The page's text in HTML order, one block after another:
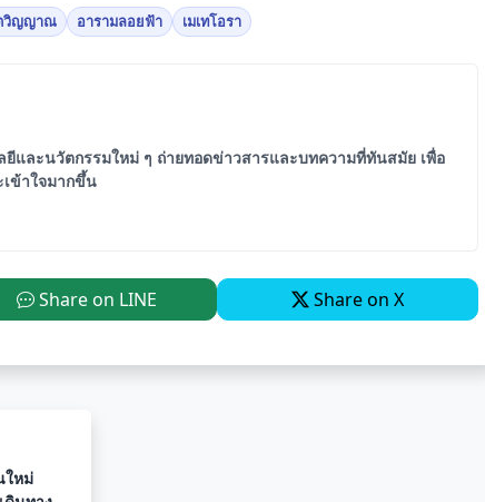
ตวิญญาณ อารามลอยฟ้า เมเทโอรา
ยีและนวัตกรรมใหม่ ๆ ถ่ายทอดข่าวสารและบทความที่ทันสมัย เพื่อ
ข้าใจมากขึ้น
Share on LINE Share on X
ใหม่